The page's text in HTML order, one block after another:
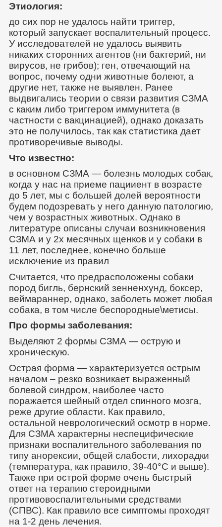
Этиология:
до сих пор не удалось найти триггер,
который запускает воспалительный процесс.
У исследователей не удалось выявить
никаких сторонних агентов (ни бактерий, ни
вирусов, не грибов); ген, отвечающий на
вопрос, почему одни животные болеют, а
другие нет, также не выявлен. Ранее
выдвигались теории о связи развития СЗМА
с каким либо триггером иммунитета (в
частности с вакцинацией), однако доказать
это не получилось, так как статистика дает
противоречивые выводы.
Что известно:
в основном СЗМА — болезнь молодых собак,
когда у нас на приеме пацииент в возрасте
до 5 лет, мы с большей долей вероятности
будем подозревать у него данную патологию,
чем у возрастных животных. Однако в
литературе описаны случаи возникновения
СЗМА и у 2х месячных щенков и у собаки в
11 лет, последнее, конечно больше
исключение из правил
Считается, что предрасположены собаки
пород бигль, бернский зенненхунд, боксер,
веймараннер, однако, заболеть может любая
собака, в том числе беспородные\метисы.
Про формы заболевания:
Выделяют 2 формы СЗМА — острую и
хроническую.
Острая форма — характеризуется острым
началом – резко возникает выраженный
болевой синдром, наиболее часто
поражается шейный отдел спинного мозга,
реже другие области. Как правило,
остальной неврологический осмотр в норме.
Для СЗМА характерны неспецифические
признаки воспалительного заболевания по
типу анорексии, общей слабости, лихорадки
(температура, как правило, 39-40°С и выше).
Также при острой форме очень быстрый
ответ на терапию стероидными
противовоспалительными средствами
(СПВС). Как правило все симптомы проходят
на 1-2 день лечения.